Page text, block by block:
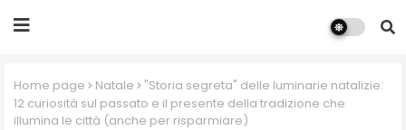
Home page Natale
"Storia segreta" delle luminarie natalizie:
12 curiosità sul passato e il presente della tradizione che
illumina le città (anche per risparmiare)